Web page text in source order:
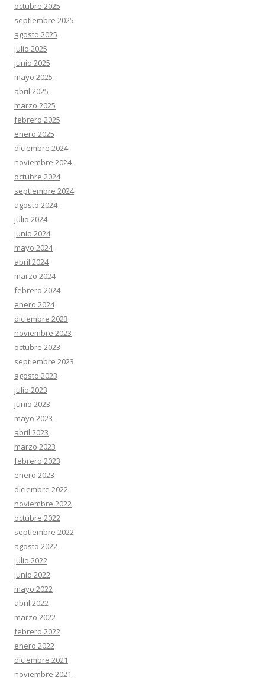
octubre 2025
septiembre 2025
agosto 2025
julio 2025
junio 2025
mayo 2025
abril 2025
marzo 2025
febrero 2025
enero 2025
diciembre 2024
noviembre 2024
octubre 2024
septiembre 2024
agosto 2024
julio 2024
junio 2024
mayo 2024
abril 2024
marzo 2024
febrero 2024
enero 2024
diciembre 2023
noviembre 2023
octubre 2023
septiembre 2023
agosto 2023
julio 2023
junio 2023
mayo 2023
abril 2023
marzo 2023
febrero 2023
enero 2023
diciembre 2022
noviembre 2022
octubre 2022
septiembre 2022
agosto 2022
julio 2022
junio 2022
mayo 2022
abril 2022
marzo 2022
febrero 2022
enero 2022
diciembre 2021
noviembre 2021